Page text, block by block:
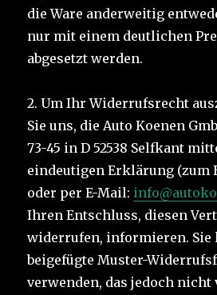
die Ware anderweitig
nur mit einem deutlichen
abgesetzt werden.
2. Um Ihr Widerrufsrecht
Sie uns, die Auto Koenen
73-45 in D 52538 Selfkant
eindeutigen Erklärung (zum
oder per E-Mail:
Ihren Entschluss, diesen
widerrufen, informieren. Sie
beigefügte Muster-
verwenden, das jedoch nicht